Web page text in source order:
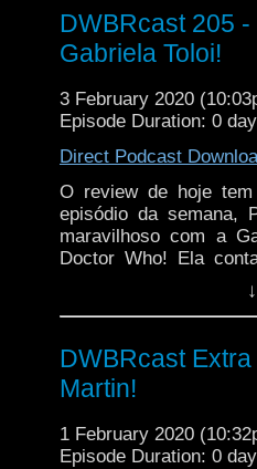
DWBRcast 205
Gabriela Toloi!
3 February 2020
Episode Duration: 0
Direct Podcast
O review de hoje
episódio da semana,
maravilhoso com a
Doctor Who! Ela
como foi conhecer
DWBRcast
Martin!
1 February 2020
Episode Duration: 0